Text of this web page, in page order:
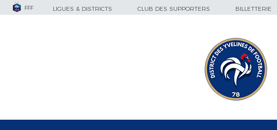
FFF LIGUES & DISTRICTS CLUB DES SUPPORTERS BILLETTERIE